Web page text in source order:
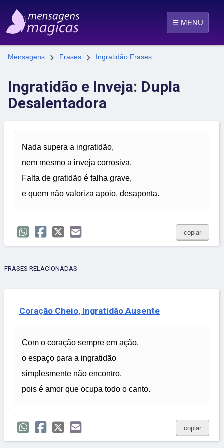
☰ MENU
Mensagens  Frases  Ingratidão Frases
Ingratidão e Inveja: Dupla
Desalentadora
Nada supera a ingratidão,
nem mesmo a inveja corrosiva.
Falta de gratidão é falha grave,
e quem não valoriza apoio, desaponta.
copiar
FRASES RELACIONADAS
Coração Cheio, Ingratidão Ausente
Com o coração sempre em ação,
o espaço para a ingratidão
simplesmente não encontro,
pois é amor que ocupa todo o canto.
copiar